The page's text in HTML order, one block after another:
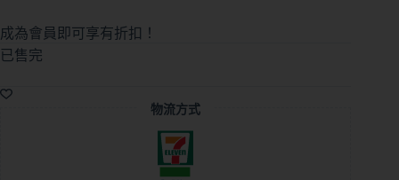
成為會員即可享有折扣！
已售完
物流方式